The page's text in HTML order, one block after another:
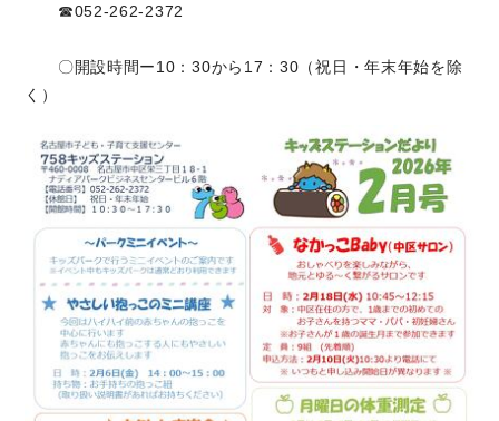
☎052-262-2372
〇開設時間ー10：30から17：30（祝日・年末年始を除
く）